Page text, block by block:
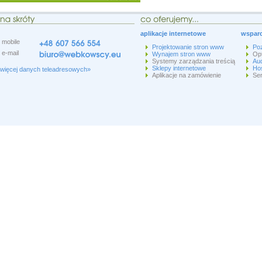
mobile
e-mail
więcej danych teleadresowych»
aplikacje internetowe
Projektowanie stron www
Wynajem stron www
Systemy zarządzania treścią
Sklepy internetowe
Aplikacje na zamówienie